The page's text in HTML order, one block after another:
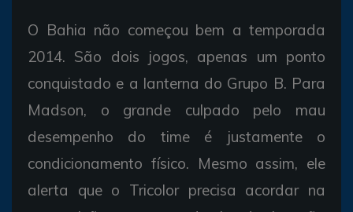
O Bahia não começou bem a temporada
2014. São dois jogos, apenas um ponto
conquistado e a lanterna do Grupo B. Para
Madson, o grande culpado pelo mau
desempenho do time é justamente o
condicionamento físico. Mesmo assim, ele
alerta que o Tricolor precisa acordar na